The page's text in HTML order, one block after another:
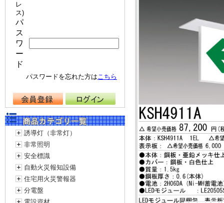
レ
ス)
パ
ス
ワ
ー
ド
パスワードを忘れた方はこちら
誘導灯（非常灯）
非常照明
安全標識
自動火災報知設備
住宅用火災警報器
分電盤